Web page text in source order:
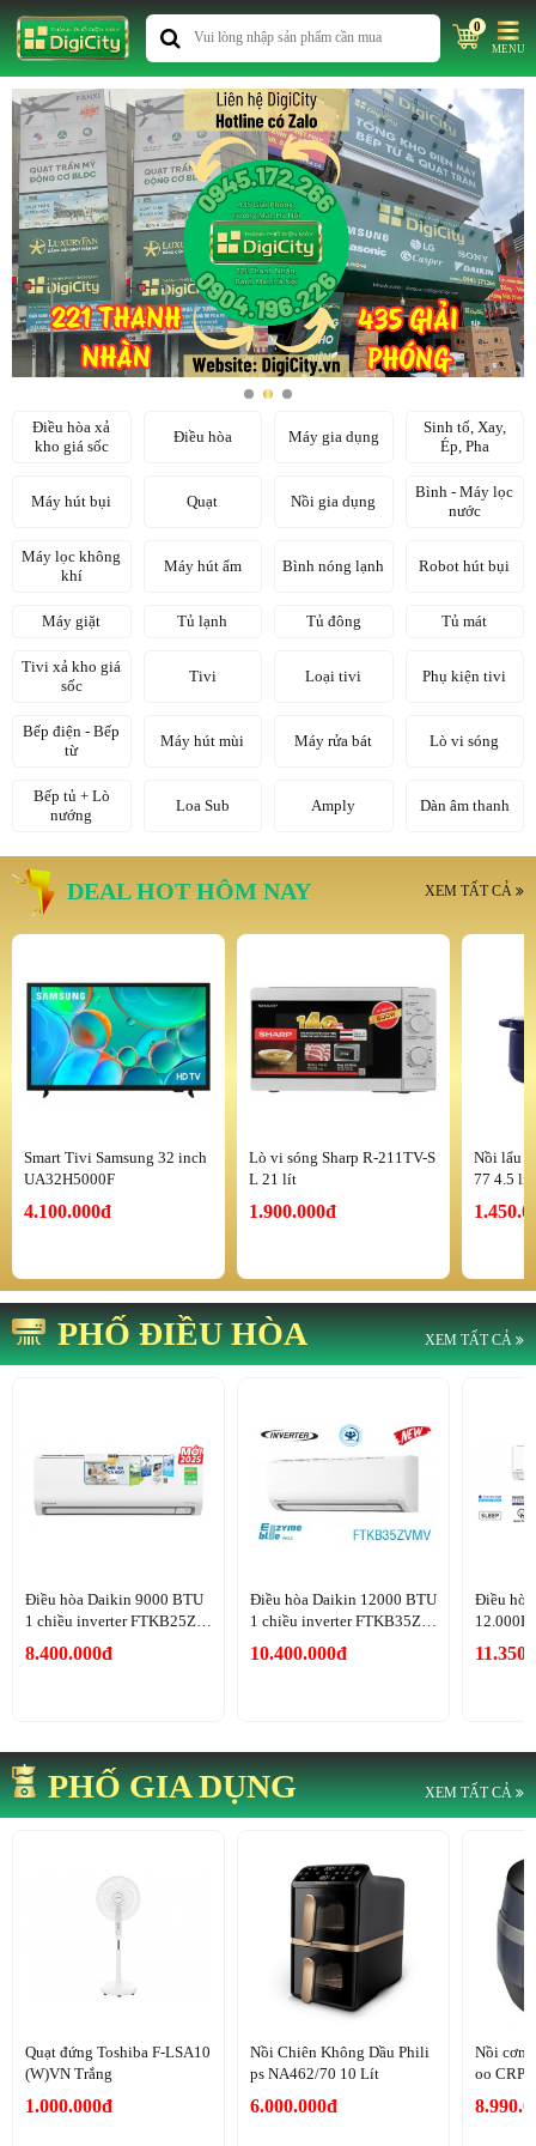
0
MENU
Điều hòa xả
kho giá sốc
Điều hòa Máy gia dụng
Sinh tố, Xay,
Ép, Pha
Máy hút bụi Quạt Nồi gia dụng
Bình - Máy lọc
nước
Máy lọc không
khí
Máy hút ẩm Bình nóng lạnh Robot hút bụi
Máy giặt Tủ lạnh Tủ đông Tủ mát
Tivi xả kho giá
sốc
Tivi Loại tivi Phụ kiện tivi
Bếp điện - Bếp
từ
Máy hút mùi Máy rửa bát Lò vi sóng
Bếp tủ + Lò
nướng
Loa Sub Amply Dàn âm thanh
DEAL HOT HÔM NAY XEM TẤT CẢ
Smart Tivi Samsung 32 inch
UA32H5000F
4.100.000đ
Lò vi sóng Sharp R-211TV-S
L 21 lít
1.900.000đ
Nồi lẩu
77 4.5 lít
PHỐ ĐIỀU HÒA XEM TẤT CẢ
Điều hòa Daikin 9000 BTU
1 chiều inverter FTKB25ZV
8.400.000đ
Điều hòa Daikin 12000 BTU
1 chiều inverter FTKB35ZV
10.400.000đ
Điều hòa
PHỐ GIA DỤNG XEM TẤT CẢ
Quạt đứng Toshiba F-LSA10
(W)VN Trắng
1.000.000đ
Nồi Chiên Không Dầu Phili
ps NA462/70 10 Lít
6.000.000đ
Nồi cơm
oo CRP-